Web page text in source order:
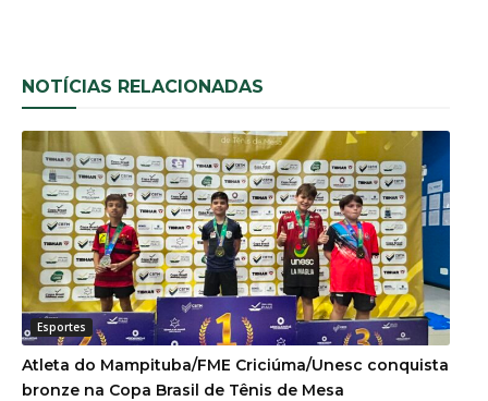
NOTÍCIAS RELACIONADAS
Esportes
Atleta do Mampituba/FME Criciúma/Unesc conquista
bronze na Copa Brasil de Tênis de Mesa